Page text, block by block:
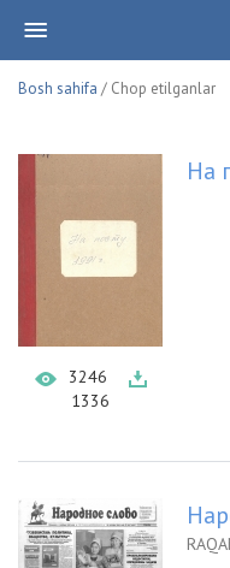
Bosh sahifa / Chop etilganlar
3246
1336
На